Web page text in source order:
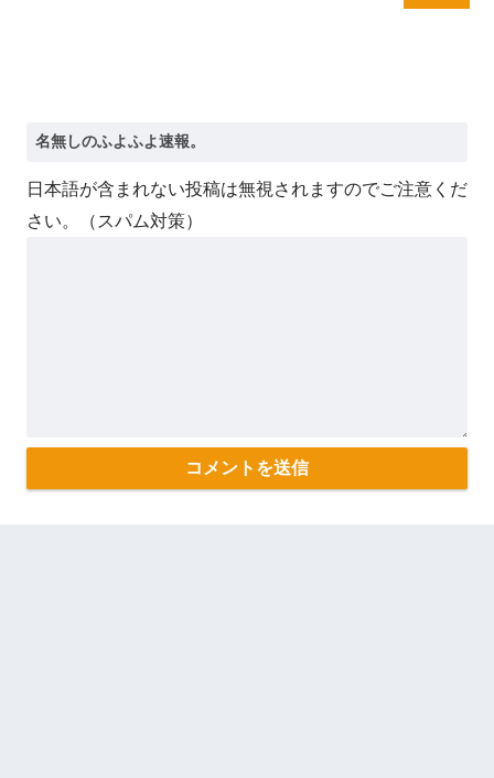
日本語が含まれない投稿は無視されますのでご注意くだ
さい。（スパム対策）